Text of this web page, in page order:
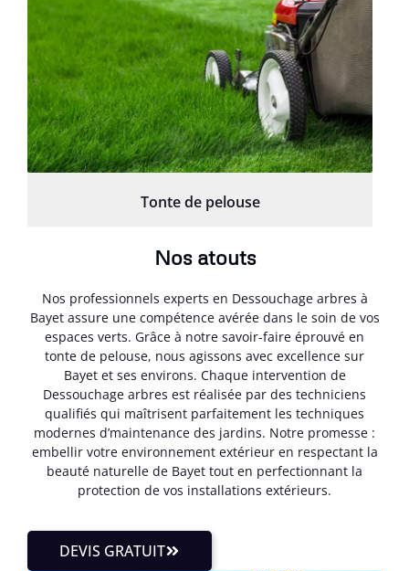
Tonte de pelouse
Nos atouts
Nos professionnels experts en Dessouchage arbres à
Bayet assure une compétence avérée dans le soin de vos
espaces verts. Grâce à notre savoir-faire éprouvé en
tonte de pelouse, nous agissons avec excellence sur
Bayet et ses environs. Chaque intervention de
Dessouchage arbres est réalisée par des techniciens
qualifiés qui maîtrisent parfaitement les techniques
modernes d’maintenance des jardins. Notre promesse :
embellir votre environnement extérieur en respectant la
beauté naturelle de Bayet tout en perfectionnant la
protection de vos installations extérieurs.
DEVIS GRATUIT